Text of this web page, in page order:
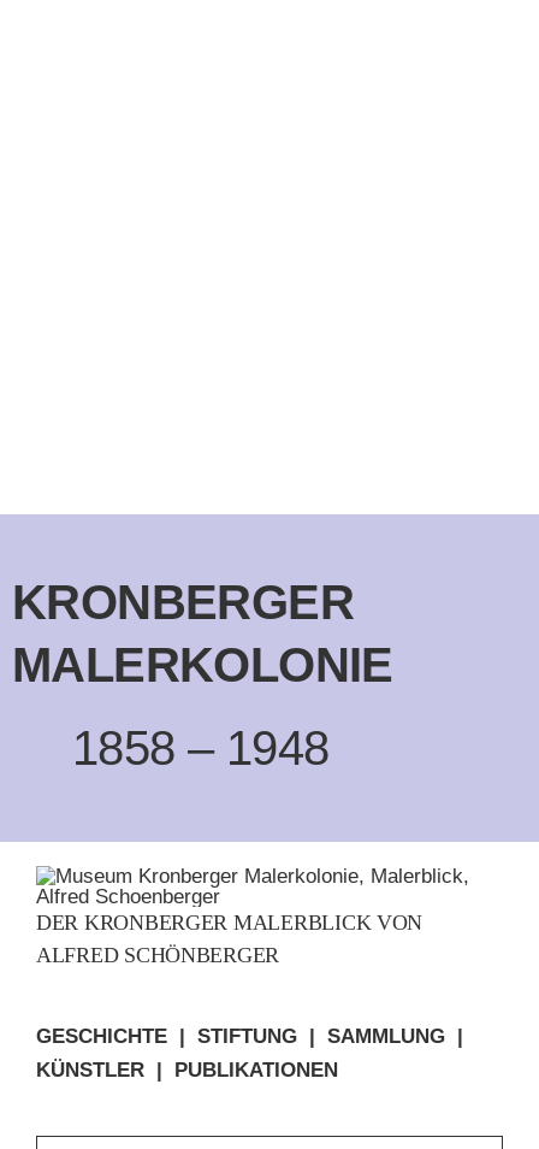
KRONBERGER
MALERKOLONIE
1858 – 1948
DER KRONBERGER MALERBLICK VON
ALFRED SCHÖNBERGER
GESCHICHTE| STIFTUNG | SAMMLUNG |
KÜNSTLER | PUBLIKATIONEN